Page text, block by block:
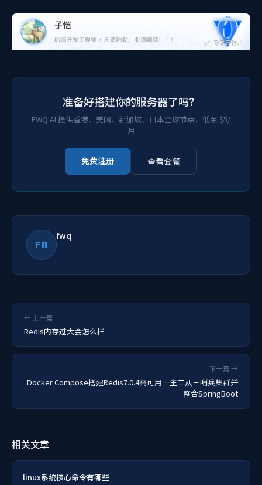
准备好搭建你的服务器了吗？
FWQ.AI 提供香港、美国、新加坡、日本全球节点，低至 $5/
月
免费注册 查看套餐
FW
fwq
← 上一篇
Redis内存过大会怎么样
下一篇 →
Docker Compose搭建Redis7.0.4高可用一主二从三哨兵集群并
整合SpringBoot
相关文章
linux系统核心命令有哪些